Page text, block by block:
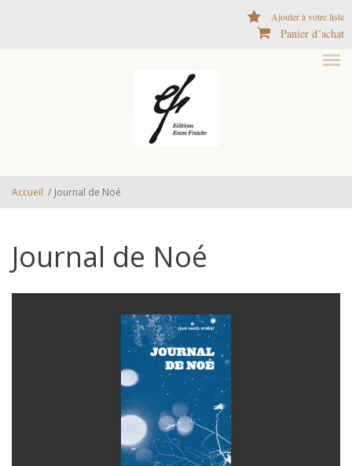
Ajouter à votre liste
Panier d´achat
Accueil / Journal de Noé
Journal de Noé